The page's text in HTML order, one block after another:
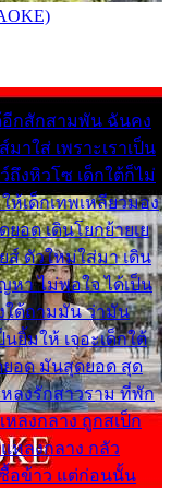
อีกสักสามพัน ฉันคง
าใส่ เพราะเราเป็น
ถึงหิวโซ เด็กใต้ก็ไม่
เด็กเทพเหลียวมอง
อด เดินโยกย้ายเย
ส์ ตัวใหม่ใส่มา เดิน
หา ไม่พอใจ ได้เป็น
ใต้ถามมัน ว่ามัน
ยิ้มให้ เจอะเด็กใต้
ยอด มันสุดยอด สุด
ลงรักสาวราม ที่พัก
หลงกลาง ถูกสเป็ก
หลงกลาง กลัว
ซื้อข้าว แต่ก่อนนั้น